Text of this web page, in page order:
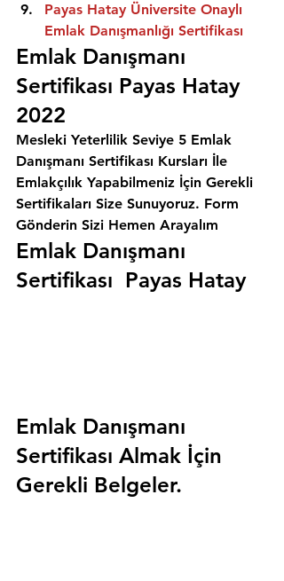
Payas Hatay Üniversite Onaylı
Emlak Danışmanlığı Sertifikası
Emlak Danışmanı
Sertifikası Payas Hatay
2022
Mesleki Yeterlilik Seviye 5 Emlak
Danışmanı Sertifikası Kursları İle
Emlakçılık Yapabilmeniz İçin Gerekli
Sertifikaları Size Sunuyoruz. Form
Gönderin Sizi Hemen Arayalım
Emlak Danışmanı
Sertifikası  Payas Hatay
Emlak Danışmanı
Sertifikası Almak İçin
Gerekli Belgeler.